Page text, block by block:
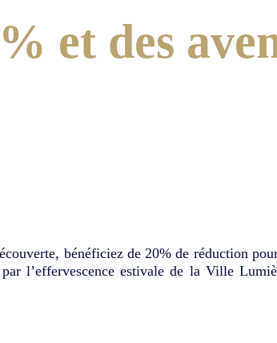
et des
bénéficiez de 20% de réduction
l’effervescence estivale de la Ville